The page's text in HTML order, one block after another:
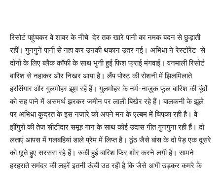
रिसोर्ट पहुंचकर वे शावर के नीचे देर तक खारे पानी का नमक बदन से छुड़ाती
रहीं। गुनगुने पानी से नहा कर उनकी थकान उतर गई। अभिधा ने रेस्टोरेंट से
दोनों के लिए ब्लैक कॉफी के साथ भुनी हुई फिश फ्राई मंगवाई। वनमाली रिसोर्ट
बारिश से नहाकर और निखर आया है। लैंप पोस्ट की रोशनी में झिलमिलाते
हरसिंगार और गुलमोहर झूम रहे हैं। गुलमोहर के नर्म-नाज़ुक फूल बारिश की बूंदों
को सह पाने में असमर्थ झरकर जमीन पर लाली बिखेर रहे हैं। बालकनी के झूले
पर अभिधा कुदरत के इस नजारे को अपने मन के एल्बम में चिपका रही है। वे
झींगुरों की तेज सीटीदार समूह गान के साथ कोई उदास गीत गुनगुना रही हैं। दो
लताएं आपस में गलबहियां डाले प्रेम में लिप्त है। ठूंठ जैसे बांस के दो पेड़ एक दूसरे
को छूते हुए सरसरा रहे हैं। रुकी हुई बारिश फिर शोर करने लगी है। सामने
हरहराते समंदर की लहरें इतनी ऊंची उठ रही है कि जैसे अभी उड़कर कमरे के